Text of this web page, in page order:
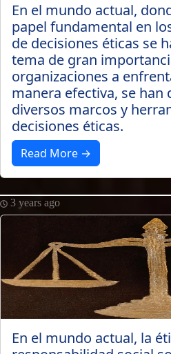
En el mundo actual,
papel fundamental en
de decisiones éticas se
tema de gran
organizaciones a
manera efectiva, se han
diversos marcos y
decisiones éticas.
Read More →
3 years ago
En el mundo actual, la